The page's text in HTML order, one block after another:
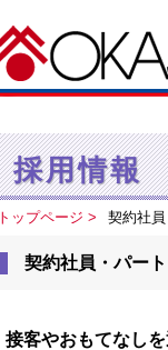
採用情報
トップページ 契約社
契約社員・パー
接客やおもてなし